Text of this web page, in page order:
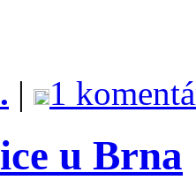
| 1
u Brna